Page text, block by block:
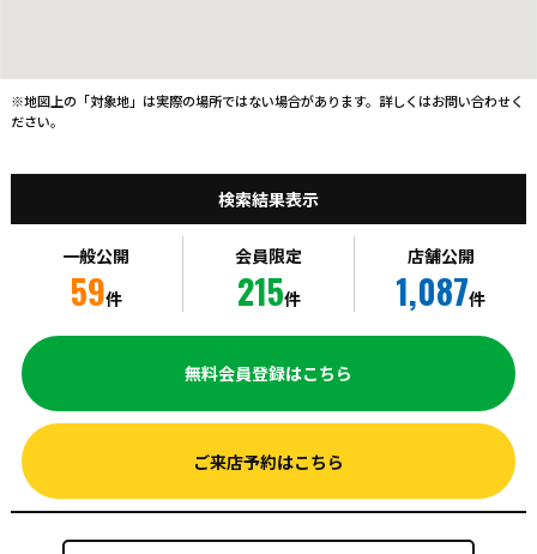
※地図上の「対象地」は実際の場所ではない場合があります。詳しくはお問い合わせく
ださい。
検索結果表示
一般公開
59件
会員限定
215件
店舗公開
1,087件
無料会員登録はこちら
ご来店予約はこちら